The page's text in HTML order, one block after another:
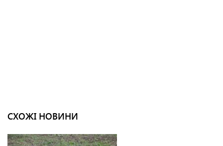
СХОЖІ НОВИНИ